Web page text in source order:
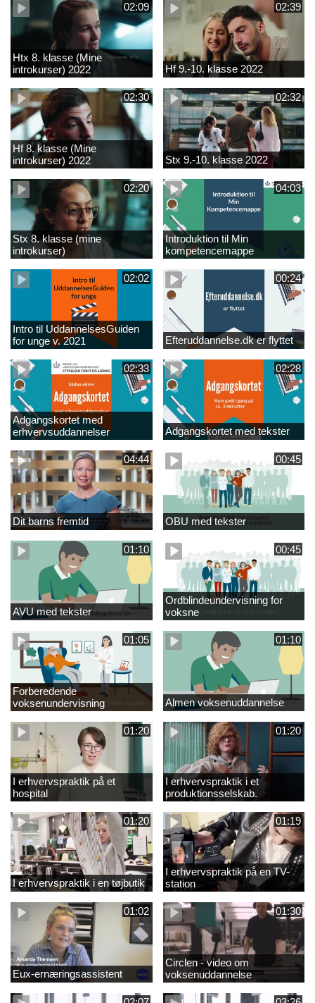
02:09
Htx 8. klasse (Mine
introkurser) 2022
02:39
Hf 9.-10. klasse 2022
02:30
Hf 8. klasse (Mine
introkurser) 2022
02:32
Stx 9.-10. klasse 2022
02:20
Stx 8. klasse (mine
introkurser)
04:03
Introduktion til Min
kompetencemappe
02:02
Intro til UddannelsesGuiden
for unge v. 2021
00:24
Efteruddannelse.dk er flyttet
02:33
Adgangskortet med
erhvervsuddannelser
02:28
Adgangskortet med tekster
04:44
Dit barns fremtid
00:45
OBU med tekster
01:10
AVU med tekster
00:45
Ordblindeundervisning for
voksne
01:05
Forberedende
voksenundervisning
01:10
Almen voksenuddannelse
01:20
I erhvervspraktik på et
hospital
01:20
I erhvervspraktik i et
produktionsselskab.
01:20
I erhvervspraktik i en tøjbutik
01:19
I erhvervspraktik på en TV-
station
01:02
Eux-ernæringsassistent
01:30
Circlen - video om
voksenuddannelse